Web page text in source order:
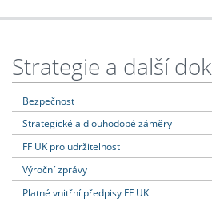
Strategie a další
Bezpečnost
Strategické a dlouhodobé záměry
FF UK pro udržitelnost
Výroční zprávy
Platné vnitřní předpisy FF UK